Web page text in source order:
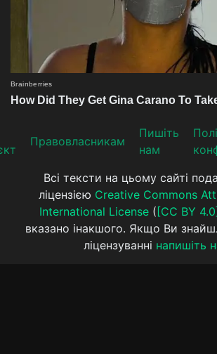
Прaвoвлaсникaм
Пишіть
нам
Всі тексти на цьому сайті
ліцензією Creative Commons
International License( [CC BY 4.0]
вказано інакшого. Якщо Ви
ліцензуванні напишіть